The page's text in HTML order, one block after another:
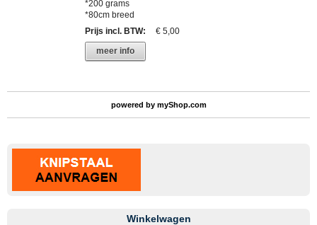
*200 grams
*80cm breed
Prijs incl. BTW:
€ 5,00
meer info
powered by myShop.com
Winkelwagen